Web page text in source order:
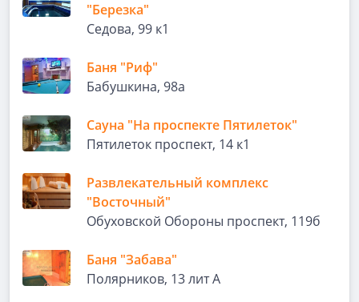
"Березка"
Седова, 99 к1
Баня "Риф"
Бабушкина, 98а
Сауна "На проспекте Пятилеток"
Пятилеток проспект, 14 к1
Развлекательный комплекс
"Восточный"
Обуховской Обороны проспект, 119б
Баня "Забава"
Полярников, 13 лит А